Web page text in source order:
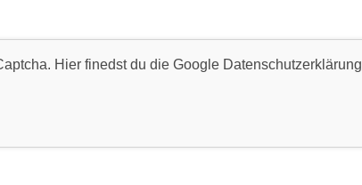
Hier finedst du die Google Datenschutzerklärung